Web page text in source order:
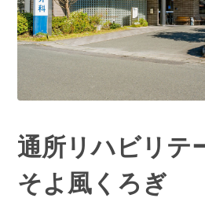
通所リハビリテ
そよ風くろぎ